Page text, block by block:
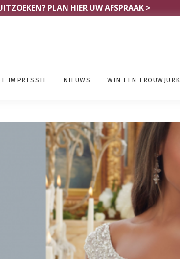
PLAN HIER UW AFSPRAAK >
IMPRESSIE NIEUWS WIN EEN TROUWJURK